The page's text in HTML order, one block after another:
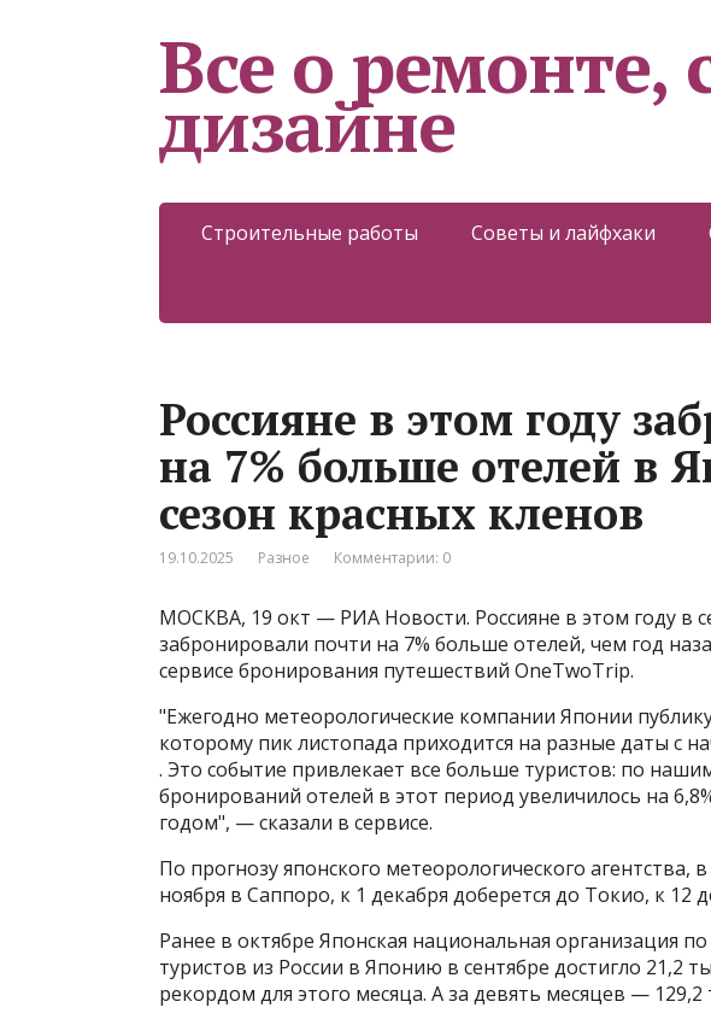
Все о ремонте,
дизайне
Строительные работы Советы и лайфхаки
Россияне в этом году
на 7% больше отелей в
сезон красных кленов
19.10.2025 Разное Комментарии: 0
МОСКВА, 19 окт — РИА Новости. Россияне в этом году в
забронировали почти на 7% больше отелей, чем год
сервисе бронирования путешествий OneTwoTrip.
"Ежегодно метеорологические компании Японии
которому пик листопада приходится на разные даты с
. Это событие привлекает все больше туристов: по
бронирований отелей в этот период увеличилось на
годом", — сказали в сервисе.
По прогнозу японского метеорологического агентства,
ноября в Саппоро, к 1 декабря доберется до Токио, к 12
Ранее в октябре Японская национальная организация
туристов из России в Японию в сентябре достигло 21,2
рекордом для этого месяца. А за девять месяцев — 129,2